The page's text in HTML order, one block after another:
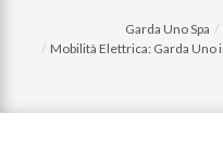
Garda Uno Spa
Mobilità Elettrica: Garda Uno